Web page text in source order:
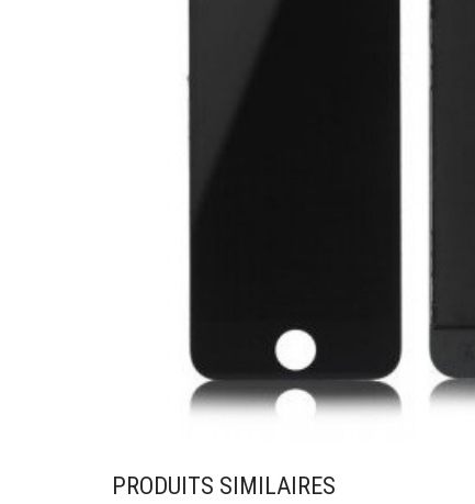
PRODUITS SIMILAIRES